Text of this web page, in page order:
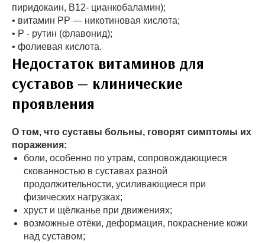
пиридокаин, В12- цианкобаламин);
• витамин РР — никотиновая кислота;
• Р - рутин (флавонид);
• фолиевая кислота.
Недостаток витаминов для
суставов — клинические
проявления
О том, что суставы больны, говорят симптомы их
поражения:
боли, особенно по утрам, сопровождающиеся
скованностью в суставах разной
продолжительности, усиливающиеся при
физических нагрузках;
хруст и щёлканье при движениях;
возможные отёки, деформация, покраснение кожи
над суставом;